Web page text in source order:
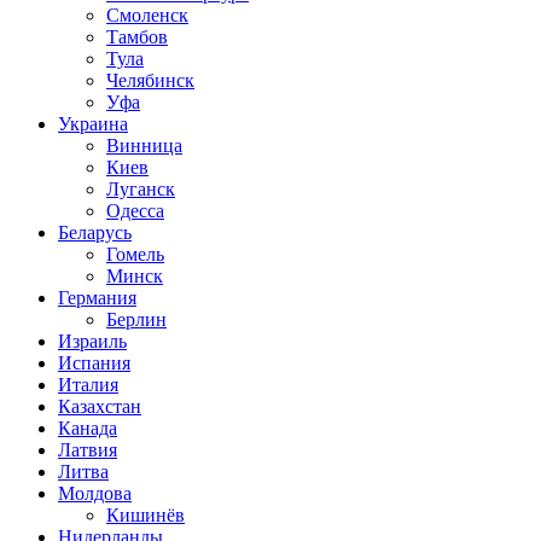
Смоленск
Тамбов
Тула
Челябинск
Уфа
Украина
Винница
Киев
Луганск
Одесса
Беларусь
Гомель
Минск
Германия
Берлин
Израиль
Испания
Италия
Казахстан
Канада
Латвия
Литва
Молдова
Кишинёв
Нидерланды